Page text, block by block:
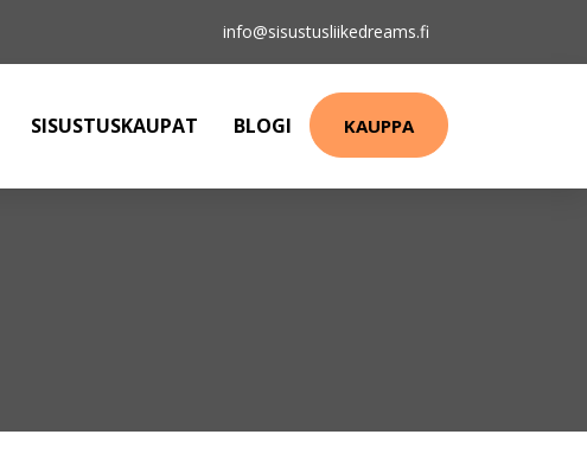
info@sisustusliikedreams.fi
SISUSTUSKAUPAT BLOGI KAUPPA